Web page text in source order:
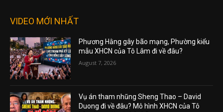
VIDEO MỚI NHẤT
Phương Hằng gây bão mạng, Phường kiểu
mẫu XHCN của Tô Lâm đi về đâu?
August 7, 2026
Vụ án tham nhũng Sheng Thao – David
Duong đi về đâu? Mô hình XHCN của Tô